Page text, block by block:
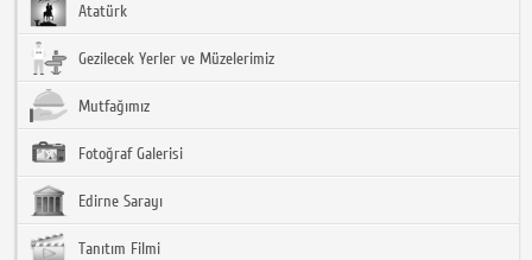
Atatürk
Gezilecek Yerler ve Müzelerimiz
Mutfağımız
Fotoğraf Galerisi
Edirne Sarayı
Tanıtım Filmi